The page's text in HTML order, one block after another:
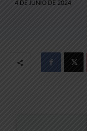
4 DE JUNIO DE 2024